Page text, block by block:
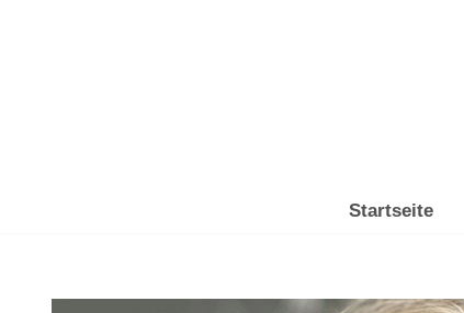
Startseite